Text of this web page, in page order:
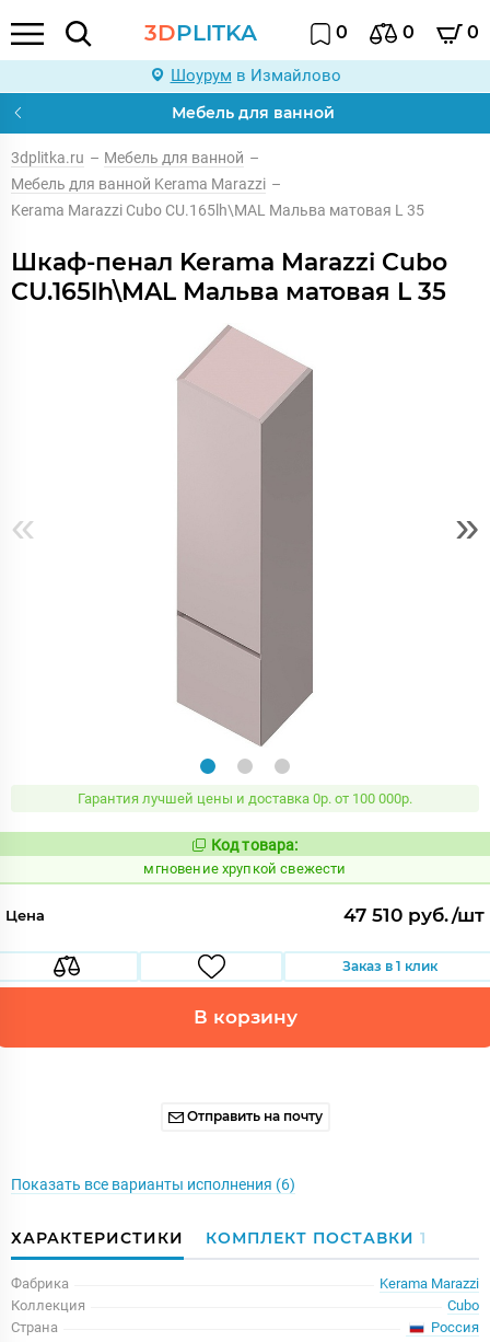
3DPLITKA 0 0 0
Шоурум в Измайлово
Мебель для ванной
3dplitka.ru – Мебель для ванной –
Мебель для ванной Kerama Marazzi –
Kerama Marazzi Cubo CU.165lh\MAL Мальва матовая L 35
Шкаф-пенал Kerama Marazzi Cubo
CU.165lh\MAL Мальва матовая L 35
« »
Гарантия лучшей цены и доставка 0р. от 100 000р.
Код:
951833
Код товара:
мгновение хрупкой свежести
Цена 47 510 руб./шт
Заказ в 1 клик
В корзину
Отправить на почту
Показать все варианты исполнения (6)
ХАРАКТЕРИСТИКИ КОМПЛЕКТ ПОСТАВКИ 1
Фабрика
Kerama Marazzi
Коллекция
Cubo
Страна
Россия